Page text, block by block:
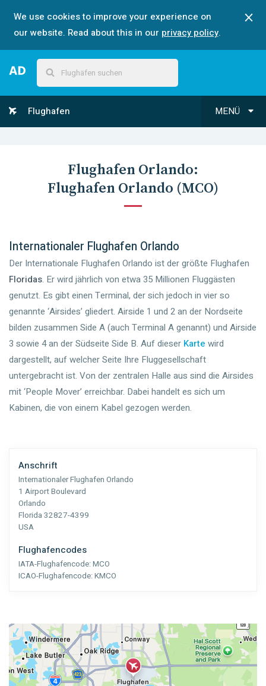
We use cookies to improve your experience on
our website. Read about this in our privacy policy.
MENÜ
Flughafen
Flughafen Orlando:
Flughafen Orlando (MCO)
Internationaler Flughafen Orlando
Der Internationale Flughafen Orlando ist der größte Flughafen
Floridas. Er wird jährlich von etwa 35 Millionen Fluggästen
genutzt. Es gibt einen Terminal, der sich jedoch in vier so
genannte ‘Airsides’ gliedert. Airside 1 und 2 an der Nordseite
bilden zusammen Side A (auch Terminal A genannt) und Airside
3 sowie 4 an der Südseite Side B. Auf dieser Karte wird
dargestellt, auf welcher Seite Ihre Fluggesellschaft
untergebracht ist. Von der zentralen Halle aus sind die Airsides
mit ‘People Mover’ erreichbar. Dabei handelt es sich um
Kabinen, die von einem Kabel gezogen werden.
Anschrift
Internationaler Flughafen Orlando
1 Airport Boulevard
Orlando
Florida 32827-4399
USA
Flughafencodes
IATA-Flughafencode:MCO
ICAO-Flughafencode:KMCO